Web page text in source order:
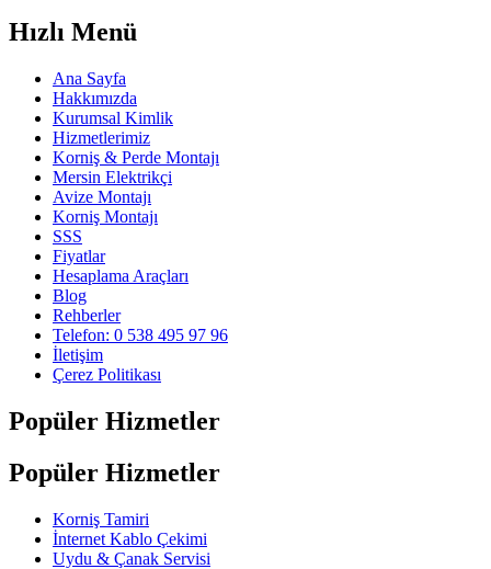
Hızlı Menü
Ana Sayfa
Hakkımızda
Kurumsal Kimlik
Hizmetlerimiz
Korniş & Perde Montajı
Mersin Elektrikçi
Avize Montajı
Korniş Montajı
SSS
Fiyatlar
Hesaplama Araçları
Blog
Rehberler
Telefon: 0 538 495 97 96
İletişim
Çerez Politikası
Popüler Hizmetler
Popüler Hizmetler
Korniş Tamiri
İnternet Kablo Çekimi
Uydu & Çanak Servisi